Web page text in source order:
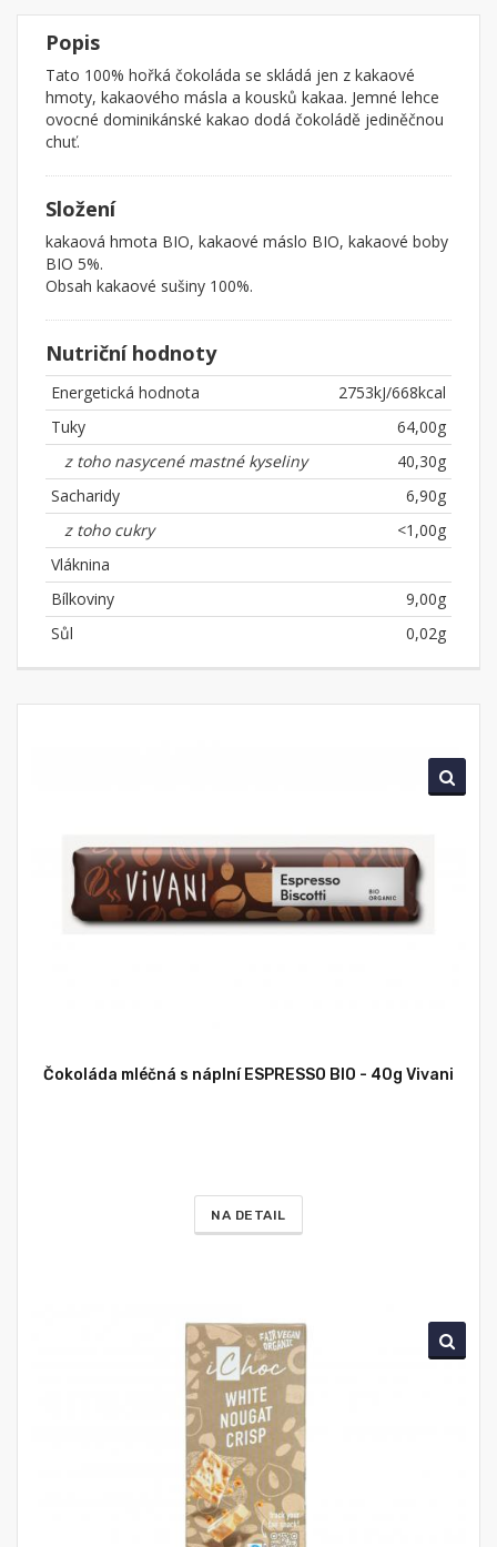
Popis
Tato 100% hořká čokoláda se skládá jen z kakaové
hmoty, kakaového másla a kousků kakaa. Jemné lehce
ovocné dominikánské kakao dodá čokoládě jediněčnou
chuť.
Složení
kakaová hmota BIO, kakaové máslo BIO, kakaové boby
BIO 5%.
Obsah kakaové sušiny 100%.
Nutriční hodnoty
Energetická hodnota
2753kJ/668kcal
Tuky
64,00g
z toho nasycené mastné kyseliny
40,30g
Sacharidy
6,90g
z toho cukry
<1,00g
Vláknina
Bílkoviny
9,00g
Sůl
0,02g
Čokoláda mléčná s náplní ESPRESSO BIO - 40g Vivani
NA DETAIL